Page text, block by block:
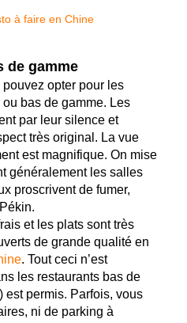
de gamme
opter pour les
bas de gamme. Les
par leur silence et
très original. La vue
est magnifique. On mise
généralement les salles
proscrivent de fumer,
et les plats sont très
de grande qualité en
. Tout ceci n’est
les restaurants bas de
est permis. Parfois, vous
ni de parking à